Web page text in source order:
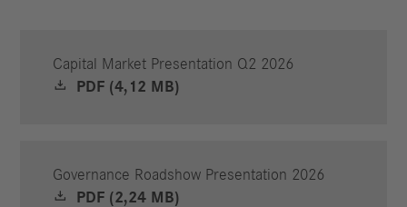
Capital Market Presentation Q2 2026
PDF (4,12 MB)
Governance Roadshow Presentation 2026
PDF (2,24 MB)